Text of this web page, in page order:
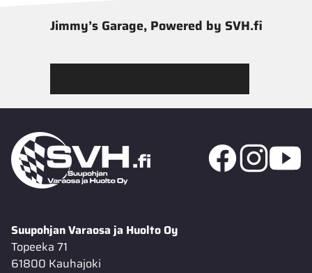
Jimmy’s Garage, Powered by SVH.fi
Suupohjan Varaosa ja Huolto Oy
Topeeka 71
61800 Kauhajoki